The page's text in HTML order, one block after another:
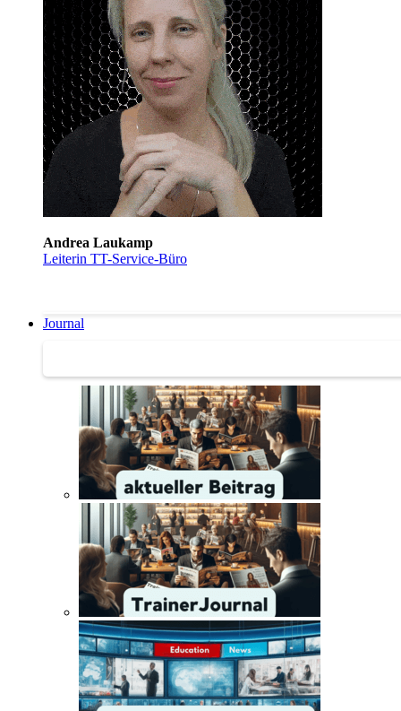
Andrea Laukamp
Leiterin TT-Service-Büro
Journal